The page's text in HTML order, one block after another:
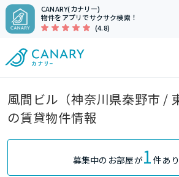
CANARY(カナリー)
物件をアプリでサクサク検索！
(4.8)
風間ビル（神奈川県秦野市 /
の賃貸物件情報
募集中のお部屋が1 件あ